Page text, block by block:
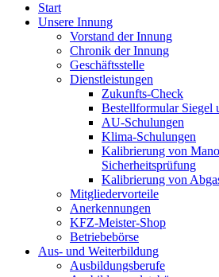
Start
Unsere Innung
Vorstand der Innung
Chronik der Innung
Geschäftsstelle
Dienstleistungen
Zukunfts-Check
Bestellformular Siegel
AU-Schulungen
Klima-Schulungen
Kalibrierung von
Sicherheitsprüfung
Kalibrierung von
Mitgliedervorteile
Anerkennungen
KFZ-Meister-Shop
Betriebebörse
Aus- und Weiterbildung
Ausbildungsberufe